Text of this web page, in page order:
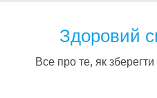
Здоровий
Все про те, як